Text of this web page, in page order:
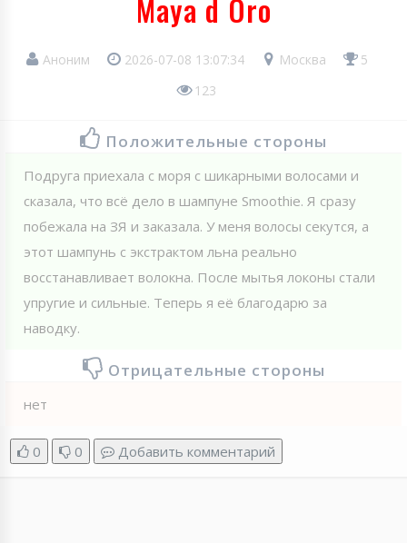
Maya d Oro
Аноним 2026-07-08 13:07:34 Москва
5
123
Положительные стороны
Подруга приехала с моря с шикарными волосами и
сказала, что всё дело в шампуне Smoothie. Я сразу
побежала на ЗЯ и заказала. У меня волосы секутся, а
этот шампунь с экстрактом льна реально
восстанавливает волокна. После мытья локоны стали
упругие и сильные. Теперь я её благодарю за
наводку.
Отрицательные стороны
нет
0 0 Добавить комментарий